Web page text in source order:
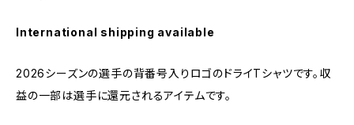
International shipping available
2026シーズンの選手の背番号入りロゴのドライTシャツです。収
益の一部は選手に還元されるアイテムです。